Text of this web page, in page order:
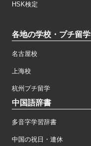
HSK検定
各地の学校・プチ留学
名古屋校
上海校
杭州プチ留学
中国語辞書
多音字学習辞書
中国の祝日・連休